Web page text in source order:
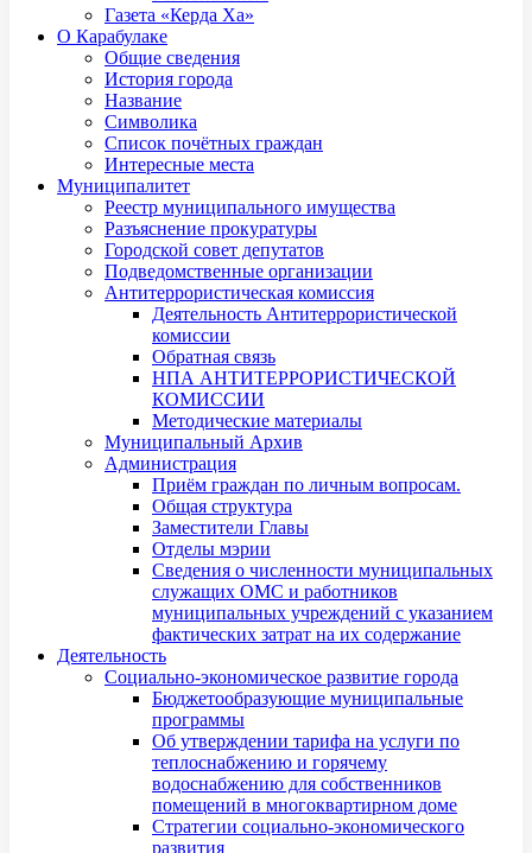
Газета «Керда Ха»
О Карабулаке
Общие сведения
История города
Название
Символика
Список почётных граждан
Интересные места
Муниципалитет
Реестр муниципального имущества
Разъяснение прокуратуры
Городской совет депутатов
Подведомственные организации
Антитеррористическая комиссия
Деятельность Антитеррористической
комиссии
Обратная связь
НПА АНТИТЕРРОРИСТИЧЕСКОЙ
КОМИССИИ
Методические материалы
Муниципальный Архив
Администрация
Приём граждан по личным вопросам.
Общая структура
Заместители Главы
Отделы мэрии
Сведения о численности муниципальных
служащих ОМС и работников
муниципальных учреждений с указанием
фактических затрат на их содержание
Деятельность
Социально-экономическое развитие города
Бюджетообразующие муниципальные
программы
Об утверждении тарифа на услуги по
теплоснабжению и горячему
водоснабжению для собственников
помещений в многоквартирном доме
Стратегии социально-экономического
развития